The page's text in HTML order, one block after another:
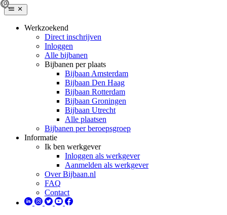
Werkzoekend
Direct inschrijven
Inloggen
Alle bijbanen
Bijbanen per plaats
Bijbaan Amsterdam
Bijbaan Den Haag
Bijbaan Rotterdam
Bijbaan Groningen
Bijbaan Utrecht
Alle plaatsen
Bijbanen per beroepsgroep
Informatie
Ik ben werkgever
Inloggen als werkgever
Aanmelden als werkgever
Over Bijbaan.nl
FAQ
Contact